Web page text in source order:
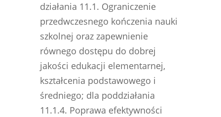
działania 11.1. Ograniczenie
przedwczesnego kończenia nauki
szkolnej oraz zapewnienie
równego dostępu do dobrej
jakości edukacji elementarnej,
kształcenia podstawowego i
średniego; dla poddziałania
11.1.4. Poprawa efektywności